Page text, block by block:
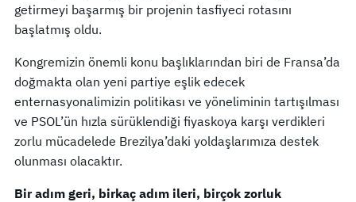
getirmeyi başarmış bir projenin tasfiyeci rotasını
başlatmış oldu.
Kongremizin önemli konu başlıklarından biri de Fransa’da
doğmakta olan yeni partiye eşlik edecek
enternasyonalimizin politikası ve yöneliminin tartışılması
ve PSOL’ün hızla sürüklendiği fiyaskoya karşı verdikleri
zorlu mücadelede Brezilya’daki yoldaşlarımıza destek
olunması olacaktır.
Bir adım geri, birkaç adım ileri, birçok zorluk